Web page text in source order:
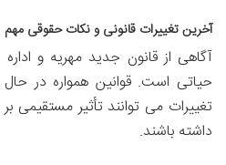
آخرین تغییرات قانونی و نکات حقوقی مهم
آگاهی از قانون جدید مهریه و
حیاتی است. قوانین همواره در
تغییرات می توانند تأثیر مستقیمی
داشته باشند.